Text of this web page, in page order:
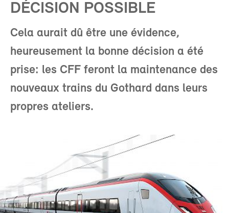
DÉCISION POSSIBLE
Cela aurait dû être une évidence,
heureusement la bonne décision a été
prise: les CFF feront la maintenance des
nouveaux trains du Gothard dans leurs
propres ateliers.